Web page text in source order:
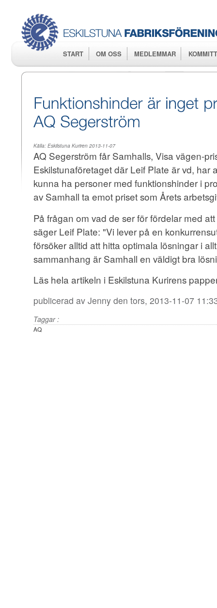
START OM OSS MEDLEMMAR
Källa: Eskilstuna Kuriren 2013-11-07
AQ Segerström får Samhalls, Visa vägen-
Eskilstunaföretaget där Leif Plate är vd, har
kunna ha personer med funktionshinder i
av Samhall ta emot priset som Årets
På frågan om vad de ser för fördelar med
säger Leif Plate: "Vi lever på en
försöker alltid att hitta optimala lösningar i
sammanhang är Samhall en väldigt bra
Läs hela artikeln i Eskilstuna Kurirens
publicerad av Jennyden tors, 2013-11-07
Taggar :
AQ